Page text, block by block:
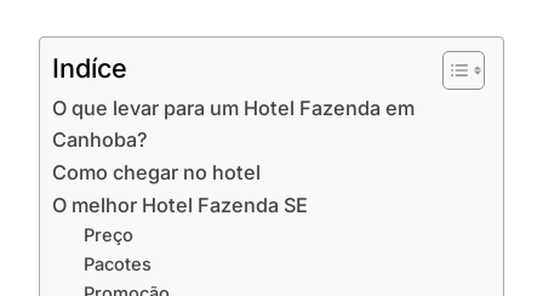
Indíce
O que levar para um Hotel Fazenda em
Canhoba?
Como chegar no hotel
O melhor Hotel Fazenda SE
Preço
Pacotes